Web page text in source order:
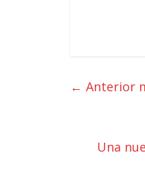
← Anterior
Una